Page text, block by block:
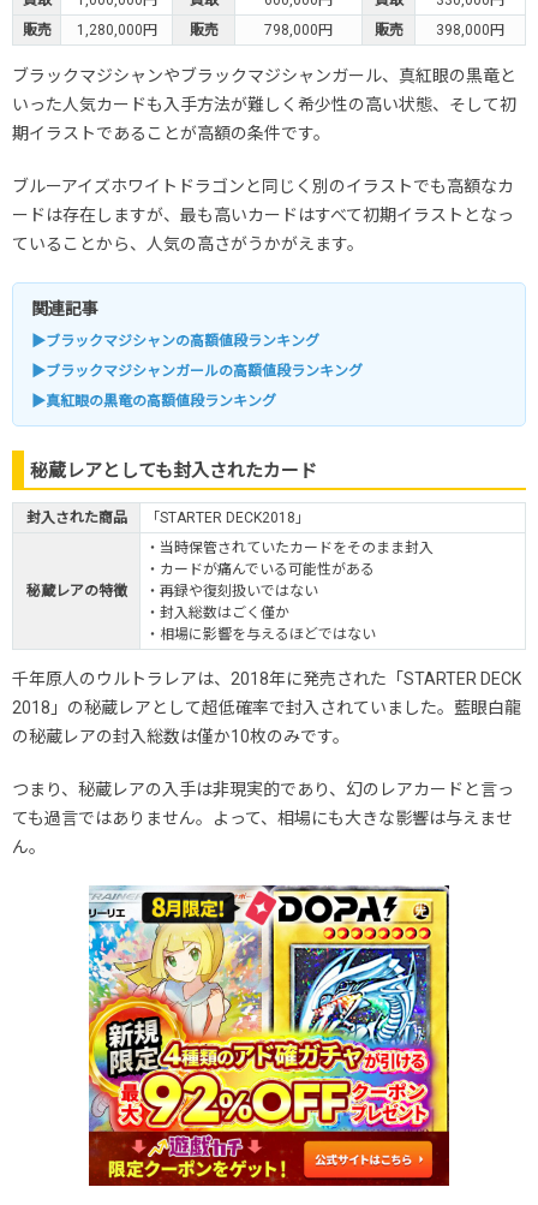
販売
1,280,000円 販売 798,000円 販売 398,000円
ブラックマジシャンやブラックマジシャンガール、真紅眼の黒竜と
いった人気カードも入手方法が難しく希少性の高い状態、そして初
期イラストであることが高額の条件です。
ブルーアイズホワイトドラゴンと同じく別のイラストでも高額なカ
ードは存在しますが、最も高いカードはすべて初期イラストとなっ
ていることから、人気の高さがうかがえます。
関連記事
▶ブラックマジシャンの高額値段ランキング
▶ブラックマジシャンガールの高額値段ランキング
▶真紅眼の黒竜の高額値段ランキング
秘蔵レアとしても封入されたカード
封入された商品 「STARTER DECK2018」
秘蔵レアの特徴
・当時保管されていたカードをそのまま封入
・カードが痛んでいる可能性がある
・再録や復刻扱いではない
・封入総数はごく僅か
・相場に影響を与えるほどではない
千年原人のウルトラレアは、2018年に発売された「STARTER DECK
2018」の秘蔵レアとして超低確率で封入されていました。藍眼白龍
の秘蔵レアの封入総数は僅か10枚のみです。
つまり、秘蔵レアの入手は非現実的であり、幻のレアカードと言っ
ても過言ではありません。よって、相場にも大きな影響は与えませ
ん。